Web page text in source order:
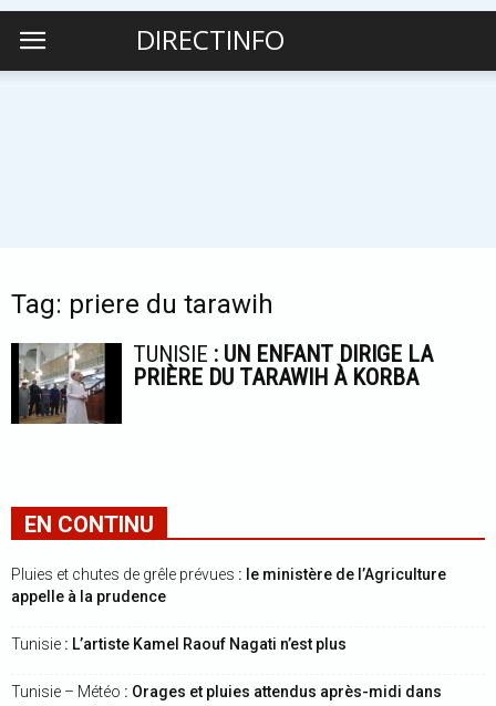
DIRECTINFO
Tag: priere du tarawih
TUNISIE : UN ENFANT DIRIGE LA
PRIÈRE DU TARAWIH À KORBA
EN CONTINU
Pluies et chutes de grêle prévues : le ministère de l’Agriculture
appelle à la prudence
Tunisie : L’artiste Kamel Raouf Nagati n’est plus
Tunisie – Météo : Orages et pluies attendus après-midi dans